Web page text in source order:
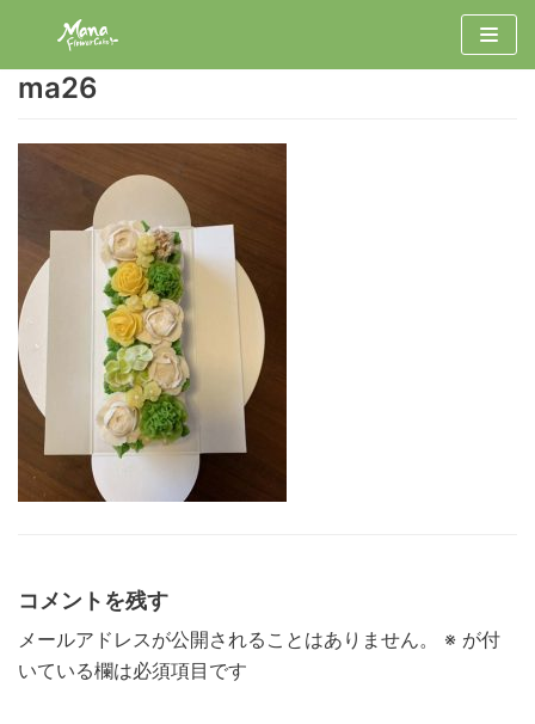
テ
キ
ッ
プ
ma26
コメントを残す
メールアドレスが公開されることはありません。 ※ が付
いている欄は必須項目です